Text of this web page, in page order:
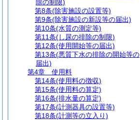
除の制限)
第8条(除害施設の設置等)
第9条(除害施設の新設等の届出)
第10条(水質の測定等)
第11条(し尿の排除の制限)
第12条(使用開始等の届出)
第13条(悪質下水の排除の開始等の
届出)
第4章
使用料
第14条(使用料の徴収)
第15条(使用料の算定)
第16条(排水量の算定)
第17条(計測器具の設置等)
第18条(計測等の立入り)